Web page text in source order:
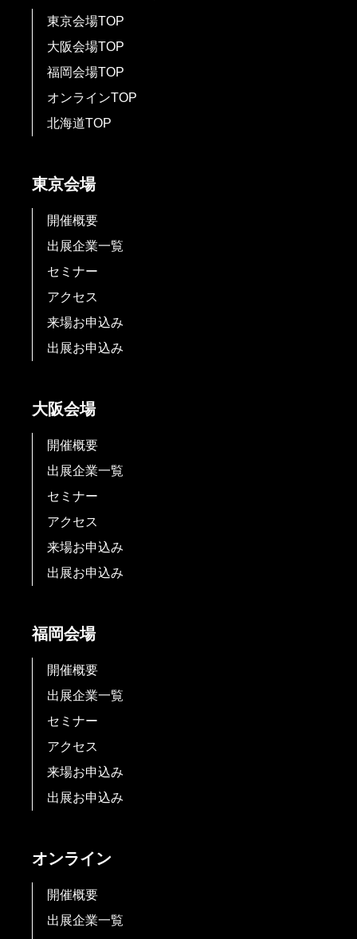
東京会場TOP
大阪会場TOP
福岡会場TOP
オンラインTOP
北海道TOP
東京会場
開催概要
出展企業一覧
セミナー
アクセス
来場お申込み
出展お申込み
大阪会場
開催概要
出展企業一覧
セミナー
アクセス
来場お申込み
出展お申込み
福岡会場
開催概要
出展企業一覧
セミナー
アクセス
来場お申込み
出展お申込み
オンライン
開催概要
出展企業一覧